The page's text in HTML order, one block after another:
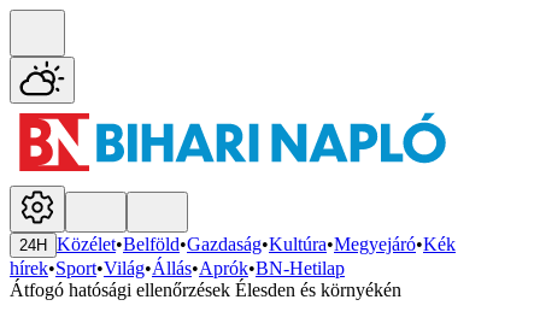
24H Közélet•Belföld•Gazdaság•Kultúra•Megyejáró•Kék
hírek•Sport•Világ•Állás•Aprók•BN-Hetilap
Átfogó hatósági ellenőrzések Élesden és környékén